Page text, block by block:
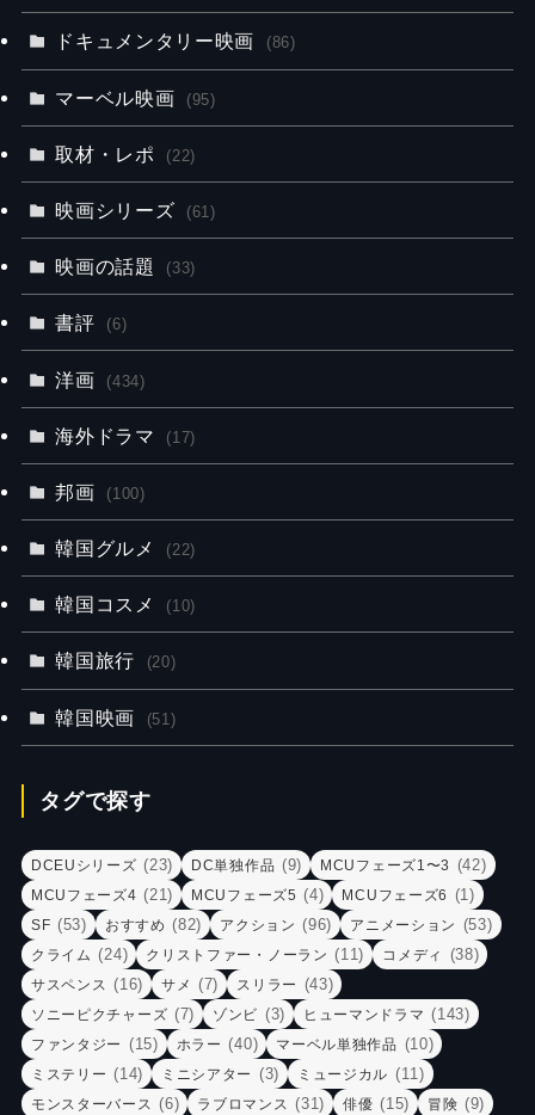
ドキュメンタリー映画 (86)
マーベル映画 (95)
取材・レポ (22)
映画シリーズ (61)
映画の話題 (33)
書評 (6)
洋画 (434)
海外ドラマ (17)
邦画 (100)
韓国グルメ (22)
韓国コスメ (10)
韓国旅行 (20)
韓国映画 (51)
タグで探す
DCEUシリーズ (23) DC単独作品 (9) MCUフェーズ1〜3 (42)
MCUフェーズ4 (21) MCUフェーズ5 (4) MCUフェーズ6 (1)
SF (53) おすすめ (82) アクション (96) アニメーション (53)
クライム (24) クリストファー・ノーラン (11) コメディ (38)
サスペンス (16) サメ (7) スリラー (43)
ソニーピクチャーズ (7) ゾンビ (3) ヒューマンドラマ (143)
ファンタジー (15) ホラー (40) マーベル単独作品 (10)
ミステリー (14) ミニシアター (3) ミュージカル (11)
モンスターバース (6) ラブロマンス (31) 俳優 (15) 冒険 (9)